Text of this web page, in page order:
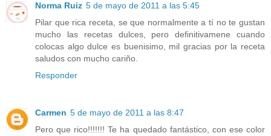
Norma Ruiz 5 de mayo de 2011 a las 5:45
Pilar que rica receta, se que normalmente a tí no te gustan
mucho las recetas dulces, pero definitivamene cuando
colocas algo dulce es buenisimo, mil gracias por la receta
saludos con mucho cariño.
Responder
Carmen 5 de mayo de 2011 a las 8:47
Pero que rico!!!!!!! Te ha quedado fantástico, con ese color